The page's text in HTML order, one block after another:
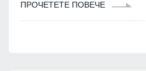
ПРОЧЕТЕТЕ ПОВЕЧЕ